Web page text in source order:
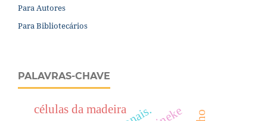
Para Autores
Para Bibliotecários
PALAVRAS-CHAVE
células da madeira